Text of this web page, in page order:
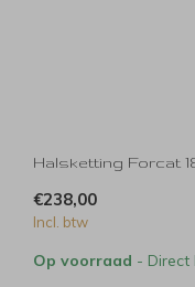
Halsketting Forcat
€238,00
Incl. btw
Op voorraad - Direct